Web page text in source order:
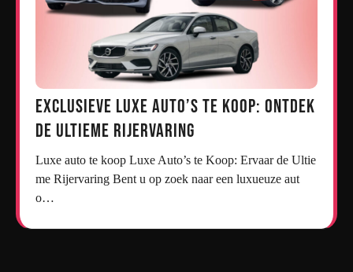
Exclusieve Luxe Auto’s te Koop: Ontdek
de Ultieme Rijervaring
Luxe auto te koop Luxe Auto’s te Koop: Ervaar de Ultie
me Rijervaring Bent u op zoek naar een luxueuze aut
o…